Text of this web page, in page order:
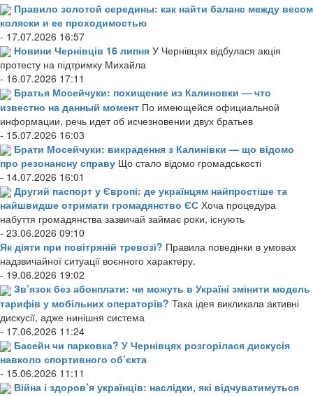
Правило золотой середины: как найти баланс между весом
коляски и ее проходимостью
- 17.07.2026 16:57
Новини Чернівців 16 липня У Чернівцях відбулася акція
протесту на підтримку Михайла
- 16.07.2026 17:11
Братья Мосейчуки: похищение из Калиновки — что
известно на данный момент По имеющейся официальной
информации, речь идет об исчезновении двух братьев
- 15.07.2026 16:03
Брати Мосейчуки: викрадення з Калинівки — що відомо
про резонансну справу Що стало відомо громадськості
- 14.07.2026 16:01
Другий паспорт у Європі: де українцям найпростіше та
найшвидше отримати громадянство ЄС Хоча процедура
набуття громадянства зазвичай займає роки, існують
- 23.06.2026 09:10
Як діяти при повітряній тревозі? Правила поведінки в умовах
надзвичайної ситуації воєнного характеру.
- 19.06.2026 19:02
Зв’язок без абонплати: чи можуть в Україні змінити модель
тарифів у мобільних операторів? Така ідея викликала активні
дискусії, адже нинішня система
- 17.06.2026 11:24
Басейн чи парковка? У Чернівцях розгорілася дискусія
навколо спортивного об’єкта
- 15.06.2026 11:11
Війна і здоров’я українців: наслідки, які відчуватимуться